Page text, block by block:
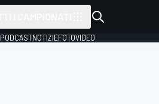
PODCASTNOTIZIEFOTOVIDEO